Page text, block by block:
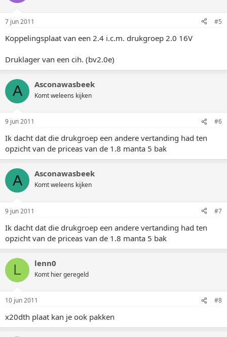
7 jun 2011 #5
Koppelingsplaat van een 2.4 i.c.m. drukgroep 2.0 16V
Druklager van een cih. (bv2.0e)
A Asconawasbeek
Komt weleens kijken
9 jun 2011 #6
Ik dacht dat die drukgroep een andere vertanding had ten
opzicht van de priceas van de 1.8 manta 5 bak
A Asconawasbeek
Komt weleens kijken
9 jun 2011 #7
Ik dacht dat die drukgroep een andere vertanding had ten
opzicht van de priceas van de 1.8 manta 5 bak
L lenn0
Komt hier geregeld
10 jun 2011 #8
x20dth plaat kan je ook pakken